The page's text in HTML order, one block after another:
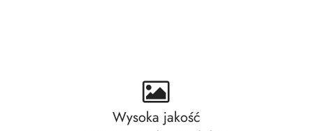
Wysoka jakość